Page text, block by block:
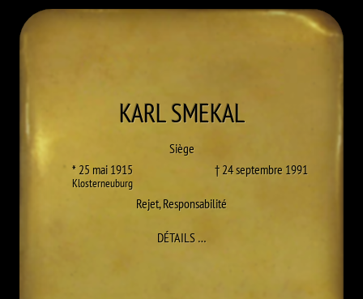
KARLSMEKAL
Siège
* 25 mai 1915
Klosterneuburg
† 24 septembre 1991
Rejet,Responsabilité
DÉTAILS…À KARL SMEKAL